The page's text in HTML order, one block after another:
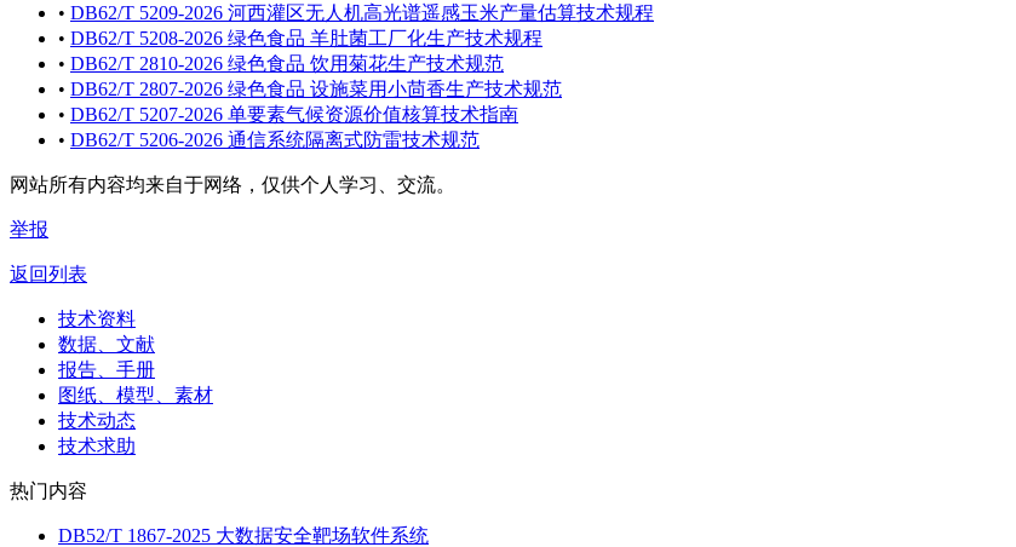
• DB62/T 5209-2026 河西灌区无人机高光谱遥感玉米产量估算技术规程
• DB62/T 5208-2026 绿色食品 羊肚菌工厂化生产技术规程
• DB62/T 2810-2026 绿色食品 饮用菊花生产技术规范
• DB62/T 2807-2026 绿色食品 设施菜用小茴香生产技术规范
• DB62/T 5207-2026 单要素气候资源价值核算技术指南
• DB62/T 5206-2026 通信系统隔离式防雷技术规范
网站所有内容均来自于网络，仅供个人学习、交流。
举报
返回列表
技术资料
数据、文献
报告、手册
图纸、模型、素材
技术动态
技术求助
热门内容
DB52/T 1867-2025 大数据安全靶场软件系统